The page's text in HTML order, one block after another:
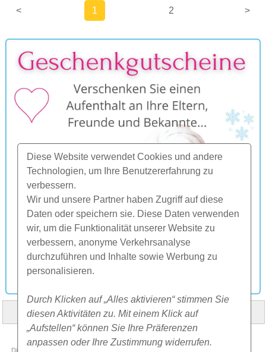
Diese Website verwendet Cookies und andere
Technologien, um Ihre Benutzererfahrung zu
verbessern.
Wir und unsere Partner haben Zugriff auf diese
Daten oder speichern sie. Diese Daten verwenden
wir, um die Funktionalität unserer Website zu
verbessern, anonyme Verkehrsanalyse
durchzuführen und Inhalte sowie Werbung zu
personalisieren.
Durch Klicken auf „Alles aktivieren“ stimmen Sie
diesen Aktivitäten zu. Mit einem Klick auf
„Aufstellen“ können Sie Ihre Präferenzen
anpassen oder Ihre Zustimmung widerrufen.
< 1 2 >
HOME ÜBER UNS FAQ ANDERES KONTAKT
© 2000-2026 CK SUNFLOWERS agency, s.r.o.
Diese Website benutzt Cookies. Mehr Informationen